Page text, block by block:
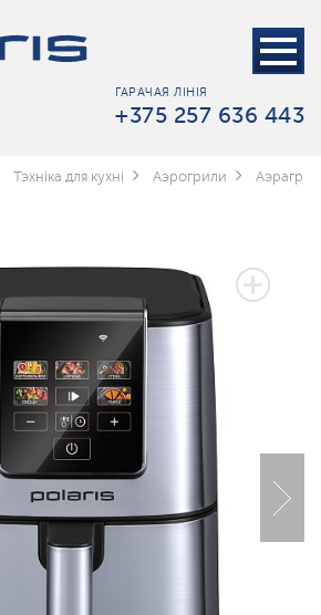
ГАРАЧАЯ ЛІНІЯ
+375 257 636 443
Тэхніка для кухні Аэрогрили